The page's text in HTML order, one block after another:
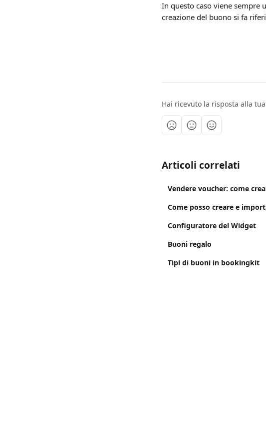
In questo caso viene sempre
creazione del buono si fa
Hai ricevuto la risposta alla
Articoli correlati
Vendere voucher: come
Come posso creare e
Configuratore del Widget
Buoni regalo
Tipi di buoni in bookingkit